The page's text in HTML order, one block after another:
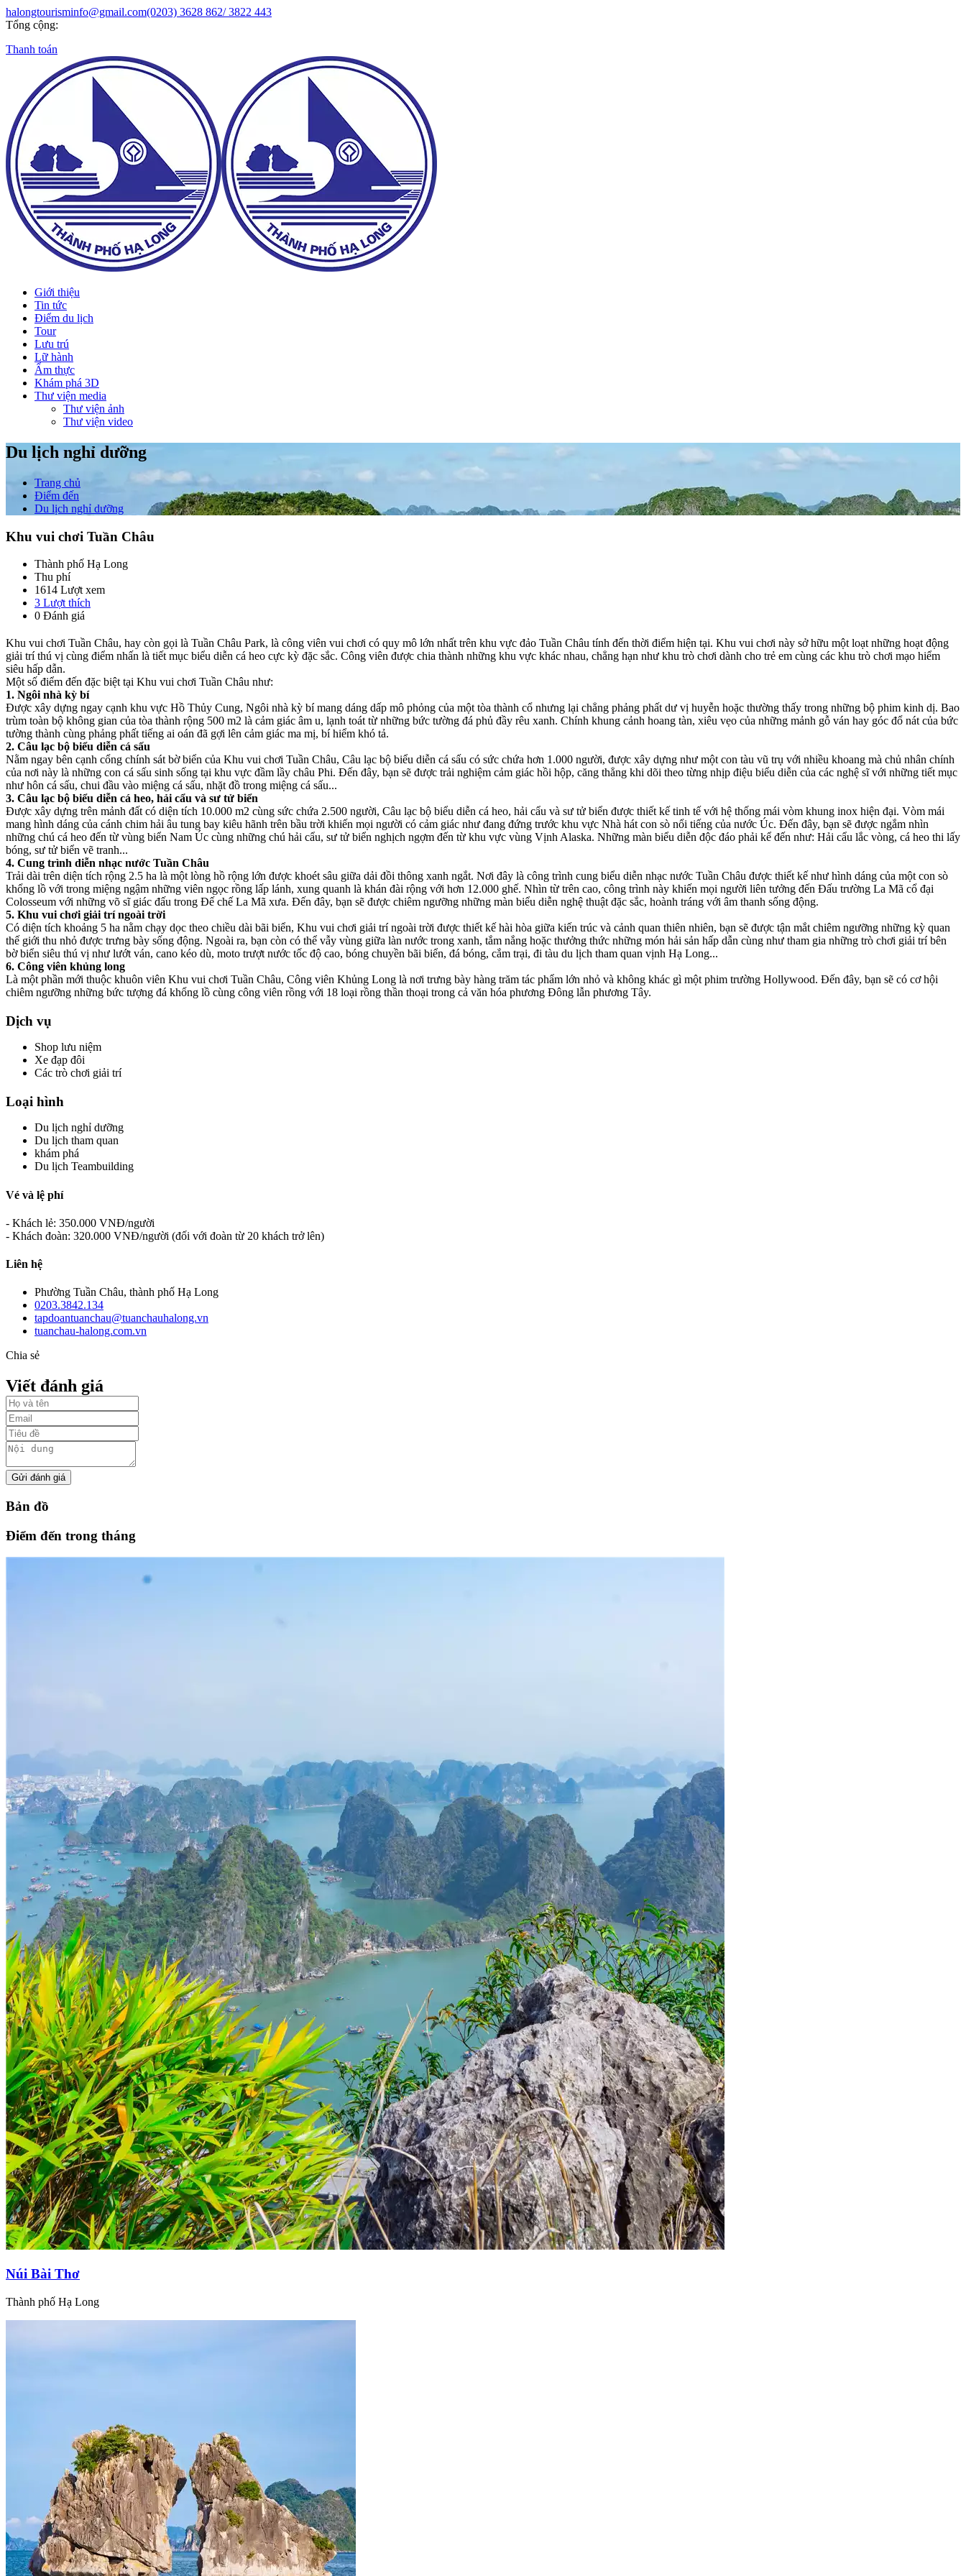
halongtourisminfo@gmail.com(0203) 3628 862/ 3822 443
Tổng cộng:
Thanh toán
Giới thiệu
Tin tức
Điểm du lịch
Tour
Lưu trú
Lữ hành
Ẩm thực
Khám phá 3D
Thư viện media
Thư viện ảnh
Thư viện video
Du lịch nghỉ dưỡng
Trang chủ
Điểm đến
Du lịch nghỉ dưỡng
Khu vui chơi Tuần Châu
Thành phố Hạ Long
Thu phí
1614 Lượt xem
3 Lượt thích
0 Đánh giá
Khu vui chơi Tuần Châu, hay còn gọi là Tuần Châu Park, là công viên vui chơi có quy mô lớn nhất trên khu vực đảo Tuần Châu tính đến thời điểm hiện tại. Khu vui chơi này sở hữu một loạt những hoạt động
giải trí thú vị cùng điểm nhấn là tiết mục biểu diễn cá heo cực kỳ đặc sắc. Công viên được chia thành những khu vực khác nhau, chẳng hạn như khu trò chơi dành cho trẻ em cùng các khu trò chơi mạo hiểm
siêu hấp dẫn.
Một số điểm đến đặc biệt tại Khu vui chơi Tuần Châu như:
1. Ngôi nhà kỳ bí
Được xây dựng ngay cạnh khu vực Hồ Thủy Cung, Ngôi nhà kỳ bí mang dáng dấp mô phỏng của một tòa thành cổ nhưng lại chẳng phảng phất dư vị huyễn hoặc thường thấy trong những bộ phim kinh dị. Bao
trùm toàn bộ không gian của tòa thành rộng 500 m2 là cảm giác âm u, lạnh toát từ những bức tường đá phủ đầy rêu xanh. Chính khung cảnh hoang tàn, xiêu vẹo của những mảnh gỗ ván hay góc đổ nát của bức
tường thành cùng phảng phất tiếng ai oán đã gợi lên cảm giác ma mị, bí hiểm khó tả.
2. Câu lạc bộ biểu diễn cá sấu
Nằm ngay bên cạnh cổng chính sát bờ biển của Khu vui chơi Tuần Châu, Câu lạc bộ biểu diễn cá sấu có sức chứa hơn 1.000 người, được xây dựng như một con tàu vũ trụ với nhiều khoang mà chủ nhân chính
của nơi này là những con cá sấu sinh sống tại khu vực đầm lầy châu Phi. Đến đây, bạn sẽ được trải nghiệm cảm giác hồi hộp, căng thẳng khi dõi theo từng nhịp điệu biểu diễn của các nghệ sĩ với những tiết mục
như hôn cá sấu, chui đầu vào miệng cá sấu, nhặt đồ trong miệng cá sấu...
3. Câu lạc bộ biểu diễn cá heo, hải cẩu và sư tử biển
Được xây dựng trên mảnh đất có diện tích 10.000 m2 cùng sức chứa 2.500 người, Câu lạc bộ biểu diễn cá heo, hải cẩu và sư tử biển được thiết kế tinh tế với hệ thống mái vòm khung inox hiện đại. Vòm mái
mang hình dáng của cánh chim hải âu tung bay kiêu hãnh trên bầu trời khiến mọi người có cảm giác như đang đứng trước khu vực Nhà hát con sò nổi tiếng của nước Úc. Đến đây, bạn sẽ được ngắm nhìn
những chú cá heo đến từ vùng biển Nam Úc cùng những chú hải cẩu, sư tử biển nghịch ngợm đến từ khu vực vùng Vịnh Alaska. Những màn biểu diễn độc đáo phải kể đến như: Hải cẩu lắc vòng, cá heo thi lấy
bóng, sư tử biển vẽ tranh...
4. Cung trình diễn nhạc nước Tuần Châu
Trải dài trên diện tích rộng 2.5 ha là một lòng hồ rộng lớn được khoét sâu giữa dải đồi thông xanh ngắt. Nơi đây là công trình cung biểu diễn nhạc nước Tuần Châu được thiết kế như hình dáng của một con sò
khổng lồ với trong miệng ngậm những viên ngọc rồng lấp lánh, xung quanh là khán đài rộng với hơn 12.000 ghế. Nhìn từ trên cao, công trình này khiến mọi người liên tưởng đến Đấu trường La Mã cổ đại
Colosseum với những võ sĩ giác đấu trong Đế chế La Mã xưa. Đến đây, bạn sẽ được chiêm ngưỡng những màn biểu diễn nghệ thuật đặc sắc, hoành tráng với âm thanh sống động.
5. Khu vui chơi giải trí ngoài trời
Có diện tích khoảng 5 ha nằm chạy dọc theo chiều dài bãi biển, Khu vui chơi giải trí ngoài trời được thiết kế hài hòa giữa kiến trúc và cảnh quan thiên nhiên, bạn sẽ được tận mắt chiêm ngưỡng những kỳ quan
thế giới thu nhỏ được trưng bày sống động. Ngoài ra, bạn còn có thể vẫy vùng giữa làn nước trong xanh, tắm nắng hoặc thưởng thức những món hải sản hấp dẫn cùng như tham gia những trò chơi giải trí bên
bờ biển siêu thú vị như lướt ván, cano kéo dù, moto trượt nước tốc độ cao, bóng chuyền bãi biển, đá bóng, cắm trại, đi tàu du lịch tham quan vịnh Hạ Long...
6. Công viên khủng long
Là một phần mới thuộc khuôn viên Khu vui chơi Tuần Châu, Công viên Khủng Long là nơi trưng bày hàng trăm tác phẩm lớn nhỏ và không khác gì một phim trường Hollywood. Đến đây, bạn sẽ có cơ hội
chiêm ngưỡng những bức tượng đá khổng lồ cùng công viên rồng với 18 loại rồng thần thoại trong cả văn hóa phương Đông lẫn phương Tây.
Dịch vụ
Shop lưu niệm
Xe đạp đôi
Các trò chơi giải trí
Loại hình
Du lịch nghỉ dưỡng
Du lịch tham quan
khám phá
Du lịch Teambuilding
Vé và lệ phí
- Khách lẻ: 350.000 VNĐ/người
- Khách đoàn: 320.000 VNĐ/người (đối với đoàn từ 20 khách trở lên)
Liên hệ
Phường Tuần Châu, thành phố Hạ Long
0203.3842.134
tapdoantuanchau@tuanchauhalong.vn
tuanchau-halong.com.vn
Chia sẻ
Viết đánh giá
Gửi đánh giá
Bản đồ
Điểm đến trong tháng
Núi Bài Thơ
Thành phố Hạ Long